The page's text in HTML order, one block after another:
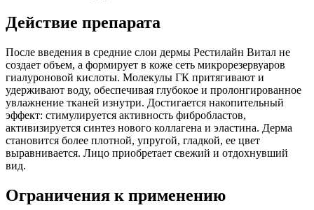
Действие препарата
После введения в средние слои дермы Рестилайн Витал не
создает объем, а формирует в коже сеть микрорезервуаров
гиалуроновой кислоты. Молекулы ГК притягивают и
удерживают воду, обеспечивая глубокое и пролонгированное
увлажнение тканей изнутри. Достигается накопительный
эффект: стимулируется активность фибробластов,
активизируется синтез нового коллагена и эластина. Дерма
становится более плотной, упругой, гладкой, ее цвет
выравнивается. Лицо приобретает свежий и отдохнувший
вид.
Ограничения к применению